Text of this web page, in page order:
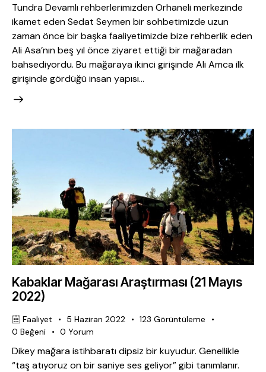
Tundra Devamlı rehberlerimizden Orhaneli merkezinde
ikamet eden Sedat Seymen bir sohbetimizde uzun
zaman önce bir başka faaliyetimizde bize rehberlik eden
Ali Asa’nın beş yıl önce ziyaret ettiği bir mağaradan
bahsediyordu. Bu mağaraya ikinci girişinde Ali Amca ilk
girişinde gördüğü insan yapısı…
Kabaklar Mağarası Araştırması (21 Mayıs
2022)
Faaliyet 5 Haziran 2022 123 Görüntüleme
0 Beğeni 0 Yorum
Dikey mağara istihbaratı dipsiz bir kuyudur. Genellikle
“taş atıyoruz on bir saniye ses geliyor” gibi tanımlanır.